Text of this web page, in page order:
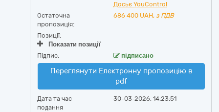
Досьє YouControl
Остаточна
пропозиція:
686 400 UAH, з ПДВ
Позиції:
Показати позиції
Підпис:
підписано
Переглянути Електронну пропозицію в
pdf
Дата та час
подання
30-03-2026, 14:23:51